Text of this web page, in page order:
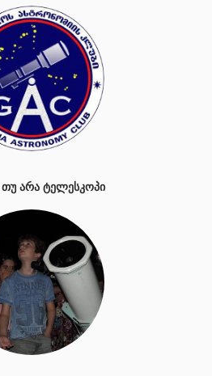
ᲐᲠᲐ ᲢᲔᲚᲔᲡᲙᲝᲞᲘ